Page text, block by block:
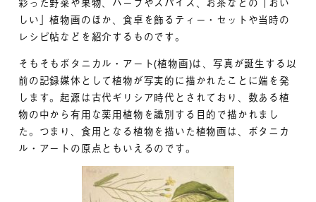
しい」植物画のほか、食卓を飾るティー・セットや当時の
レシピ帖などを紹介するものです。
そもそもボタニカル・アート(植物画)は、写真が誕生する以
前の記録媒体として植物が写実的に描かれたことに端を発
します。起源は古代ギリシア時代とされており、数ある植
物の中から有用な薬用植物を識別する目的で描かれまし
た。つまり、食用となる植物を描いた植物画は、ボタニカ
ル・アートの原点ともいえるのです。